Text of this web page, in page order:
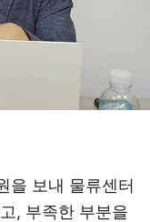
을 보내 물류센터
, 부족한 부분을